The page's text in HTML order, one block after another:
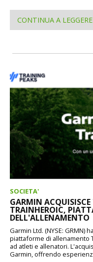
CONTINUA A LEGGERE
SOCIETA'
GARMIN
TRAINHEROIC,
DELL'ALLENAMENTO
Garmin Ltd. (NYSE: GRMN)
piattaforme di allenamento
ad atleti e allenatori.
Garmin, offrendo